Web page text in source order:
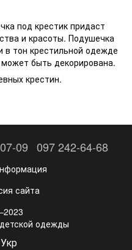
под крестик придаст
и красоты. Подушечка
в тон крестильной одежде
быть декорирована.
крестин.
09 097 242-64-68
сайта
одежды
Укр